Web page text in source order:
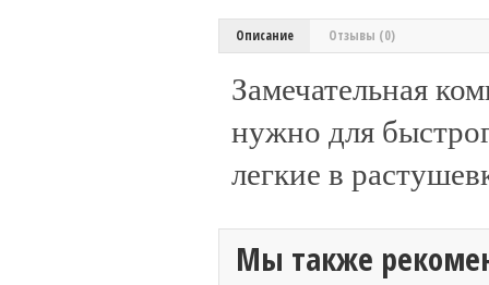
Описание Отзывы (0)
Замечательная
нужно для
легкие в
Мы также